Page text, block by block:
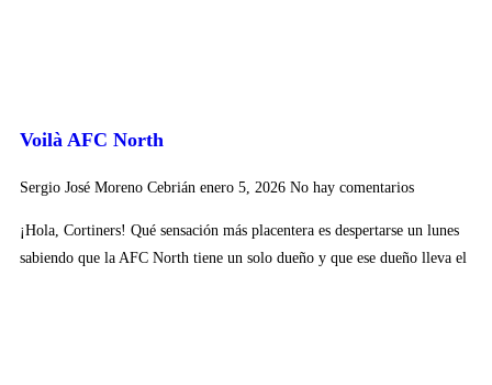
Voilà AFC North
Sergio José Moreno Cebrián enero 5, 2026 No hay comentarios
¡Hola, Cortiners! Qué sensación más placentera es despertarse un lunes
sabiendo que la AFC North tiene un solo dueño y que ese dueño lleva el